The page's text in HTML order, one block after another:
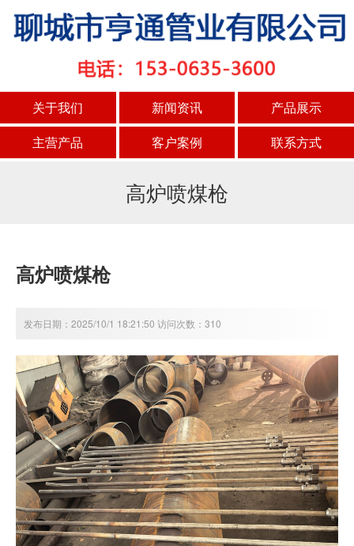
关于我们 新闻资讯
产品展示
主营产品
客户案例 联系方式
高炉喷煤枪
高炉喷煤枪
发布日期：2025/10/1 18:21:50 访问次数：310